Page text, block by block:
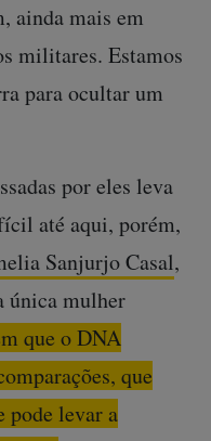
ainda mais em
militares. Estamos
para ocultar um
por eles leva
até aqui, porém,
Sanjurjo Casal,
única mulher
que o DNA
que
pode levar a